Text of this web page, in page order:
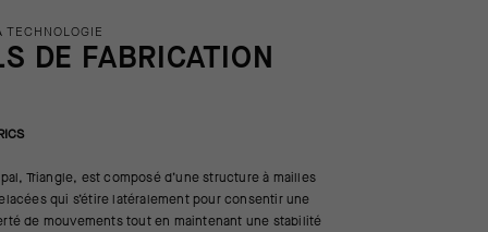
TECHNOLOGIE
DE FABRICATION
Triangle, est composé d’une structure à mailles
qui s’étire latéralement pour consentir une
de mouvements tout en maintenant une stabilité